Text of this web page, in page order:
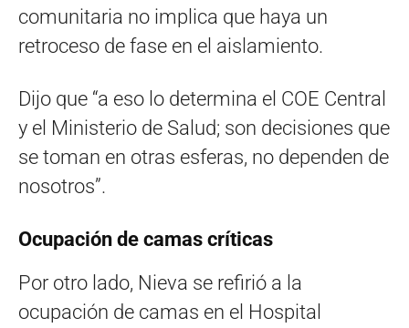
comunitaria no implica que haya un
retroceso de fase en el aislamiento.
Dijo que “a eso lo determina el COE Central
y el Ministerio de Salud; son decisiones que
se toman en otras esferas, no dependen de
nosotros”.
Ocupación de camas críticas
Por otro lado, Nieva se refirió a la
ocupación de camas en el Hospital